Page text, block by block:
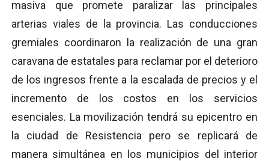
masiva que promete paralizar las principales
arterias viales de la provincia. Las conducciones
gremiales coordinaron la realización de una gran
caravana de estatales para reclamar por el deterioro
de los ingresos frente a la escalada de precios y el
incremento de los costos en los servicios
esenciales. La movilización tendrá su epicentro en
la ciudad de Resistencia pero se replicará de
manera simultánea en los municipios del interior